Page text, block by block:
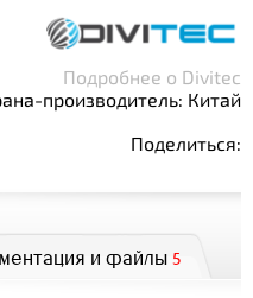
Подробнее о Divitec
производитель: Китай
Поделиться:
и файлы 5